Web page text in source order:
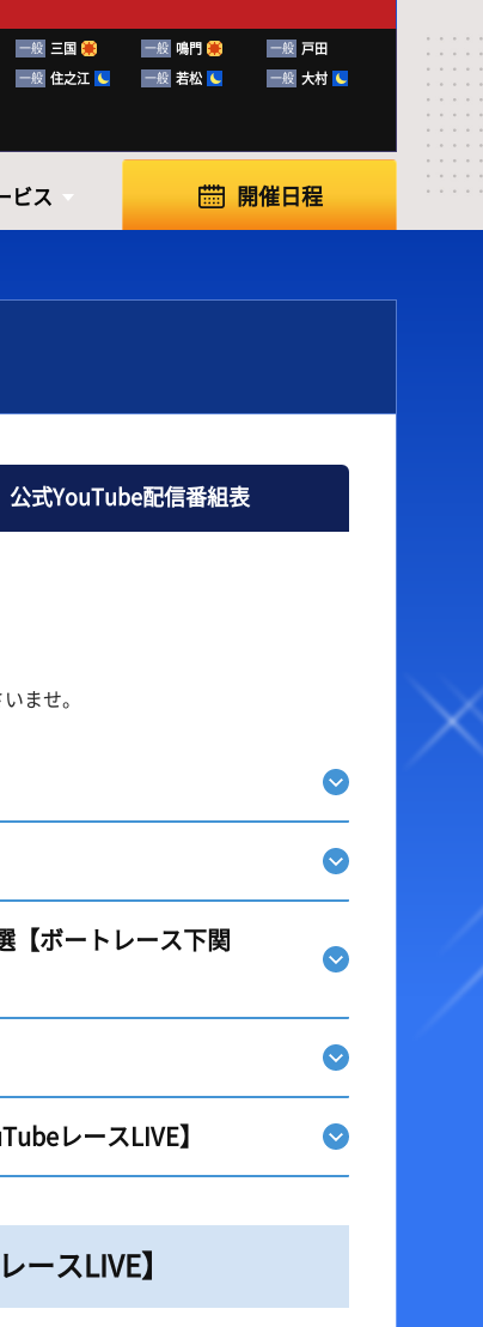
一般 三国 一般 鳴門 一般 戸田
一般 住之江 一般 若松 一般 大村
ふく～る下関
ビス
ビス
ファンサービス
メルマガ
ボートレースの楽
開催日程
公式YouTube配信番組表
ませ。
【ボートレース下関
レースLIVE】
ースLIVE】